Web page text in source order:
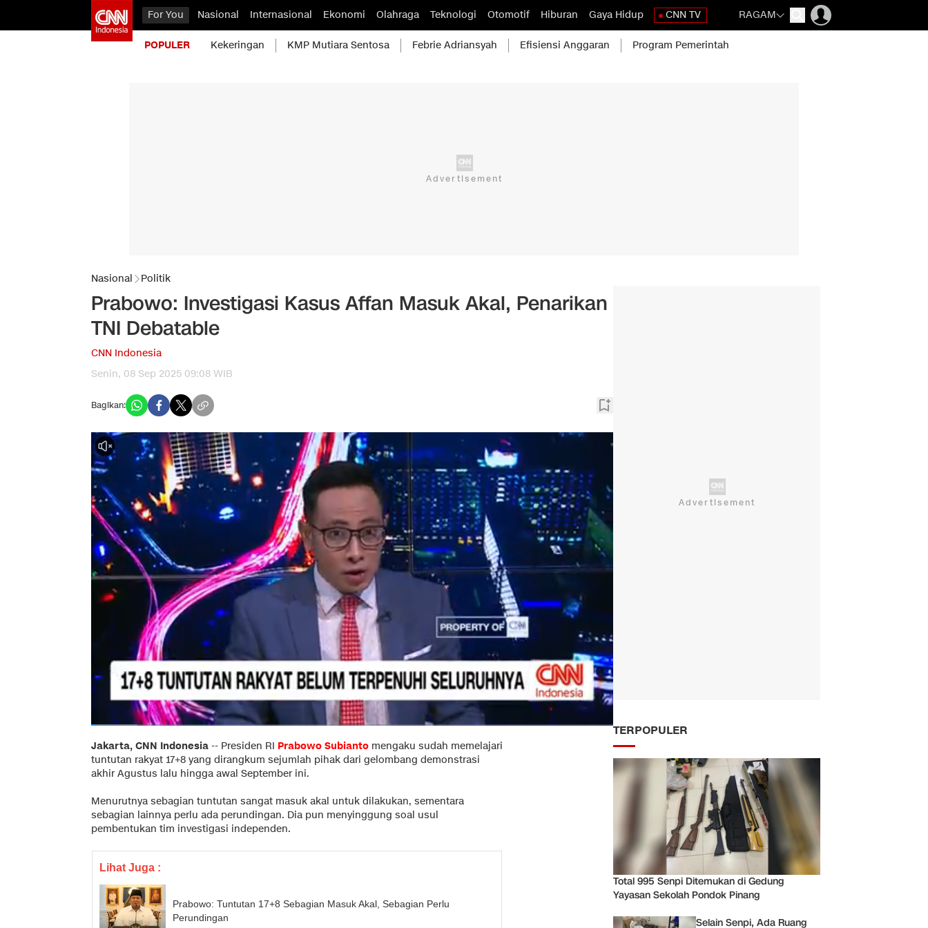
For You Nasional Internasional Ekonomi Olahraga Teknologi Otomotif Hiburan Gaya Hidup CNN TV RAGAM
POPULER Kekeringan KMP Mutiara Sentosa Febrie Adriansyah Efisiensi Anggaran Program Pemerintah
Nasional Politik
Prabowo: Investigasi Kasus Affan Masuk Akal, Penarikan
TNI Debatable
CNN Indonesia
Senin, 08 Sep 2025 09:08 WIB
Bagikan:
Jakarta, CNN Indonesia -- Presiden RI Prabowo Subianto mengaku sudah memelajari
tuntutan rakyat 17+8 yang dirangkum sejumlah pihak dari gelombang demonstrasi
akhir Agustus lalu hingga awal September ini.
Menurutnya sebagian tuntutan sangat masuk akal untuk dilakukan, sementara
sebagian lainnya perlu ada perundingan. Dia pun menyinggung soal usul
pembentukan tim investigasi independen.
Lihat Juga :
Prabowo: Tuntutan 17+8 Sebagian Masuk Akal, Sebagian Perlu
Perundingan
TERPOPULER
Total 995 Senpi Ditemukan di Gedung
Yayasan Sekolah Pondok Pinang
Selain Senpi, Ada Ruang